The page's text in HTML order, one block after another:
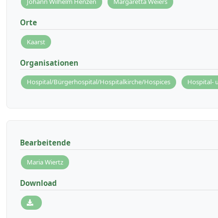
Orte
Kaarst
Organisationen
Hospital/Bürgerhospital/Hospitalkirche/Hospices Hospital-
Bearbeitende
Maria Wiertz
Download